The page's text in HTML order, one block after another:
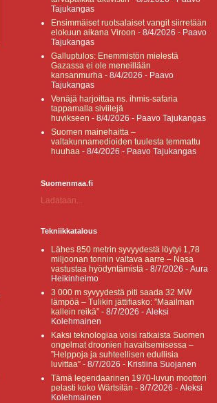
Tajukangas
Ensimmäiset ruotsalaiset vangit siirretään
elokuun aikana Viroon - 8/4/2026 - Paavo
Tajukangas
Galluptulos: Enemmistön mielestä
Gazassa ei ole meneillään
kansanmurha - 8/4/2026 - Paavo
Tajukangas
Venäjä harjoittaa ns. ihmis-safaria
tappamalla siviilejä
huvikseen - 8/4/2026 - Paavo Tajukangas
Suomen mainehaitta –
valtakunnamedioiden tuulesta temmattu
huuhaa - 8/4/2026 - Paavo Tajukangas
Suomenmaa.fi
Ladataan...
Tekniikkatalous
Lähes 850 metrin syvyydestä löytyi 1,78
miljoonan tonnin valtava aarre – Nasa
vastustaa hyödyntämistä - 8/7/2026 - Aura
Heikinheimo
3 000 m syvyydestä piti saada 32 MW
lämpöä – Tulikin jättifiasko: ”Maailman
kallein reikä” - 8/7/2026 - Aleksi
Kolehmainen
Kaksi teknologiaa voisi ratkaista Suomen
ongelmat droonien havaitsemisessa –
”Helppoja ja suhteellisen edullisia
luvittaa” - 8/7/2026 - Kristiina Suojanen
Tämä legendaarinen 1970-luvun moottori
pelasti koko Wärtsilän - 8/7/2026 - Aleksi
Kolehmainen